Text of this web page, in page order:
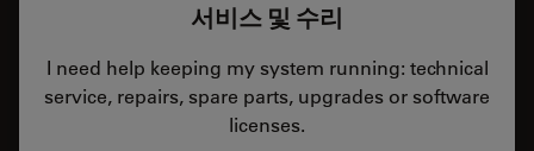
서비스 및 수리
I need help keeping my system running: technical
service, repairs, spare parts, upgrades or software
licenses.